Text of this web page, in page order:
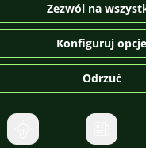
Zezwól na
Konfiguruj opcje
Odrzuć